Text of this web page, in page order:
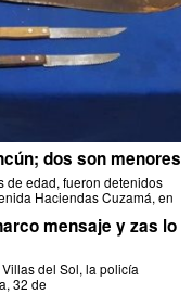
dos son menores
de edad, fueron detenidos
Haciendas Cuzamá, en
mensaje y zas lo
del Sol, la policía
32 de